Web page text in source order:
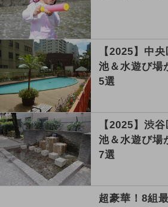
【2025】中
池＆水遊び場
5選
【2025】渋
池＆水遊び場
7選
超豪華！8組